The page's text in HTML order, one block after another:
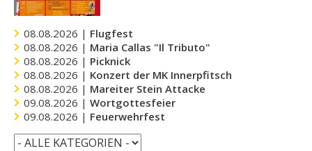
08.08.2026 | Flugfest
08.08.2026 | Maria Callas "Il Tributo"
08.08.2026 | Picknick
08.08.2026 | Konzert der MK Innerpfitsch
08.08.2026 | Mareiter Stein Attacke
09.08.2026 | Wortgottesfeier
09.08.2026 | Feuerwehrfest